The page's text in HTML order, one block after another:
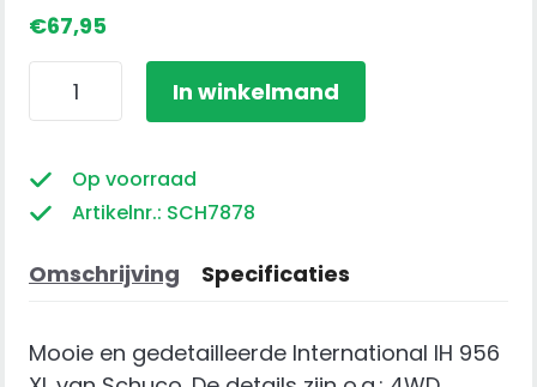
€67,95
International
XL
aantal
In winkelmand
Op voorraad
Artikelnr.: SCH7878
Omschrijving Specificaties
Mooie en gedetailleerde International IH 956